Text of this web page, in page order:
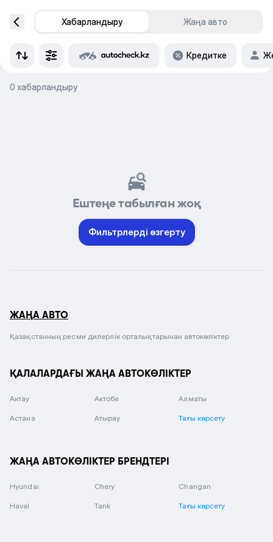
Хабарландыру Жаңа авто
Кредитке
0 хабарландыру
Ештеңе табылған жоқ
Фильтрлерді өзгерту
ЖАҢА АВТО
Қазақстанның ресми дилерлік орталықтарынан автокөліктер
ҚАЛАЛАРДАҒЫ ЖАҢА АВТОКӨЛІКТЕР
Актау Актобе Алматы
Астана Атырау Тағы көрсету
ЖАҢА АВТОКӨЛІКТЕР БРЕНДТЕРІ
Hyundai Chery Changan
Haval Tank Тағы көрсету